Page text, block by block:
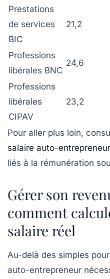
Prestations
de services
BIC
21,2
Professions
libérales BNC
24,6
Professions
libérales
CIPAV
23,2
Pour aller plus loin,
salaire auto-entrepreneur
liés à la rémunération
Gérer son
comment
salaire réel
Au-delà des simples
auto-entrepreneur